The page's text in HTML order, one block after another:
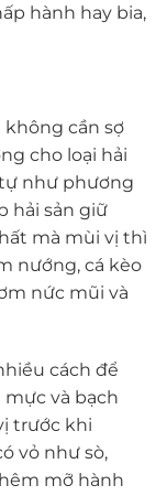
hành hay bia,
không cần sợ
cho loại hải
như phương
hải sản giữ
mà mùi vị thì
nướng, cá kèo
nức mũi và
cách để
và bạch
trước khi
vỏ như sò,
mỡ hành